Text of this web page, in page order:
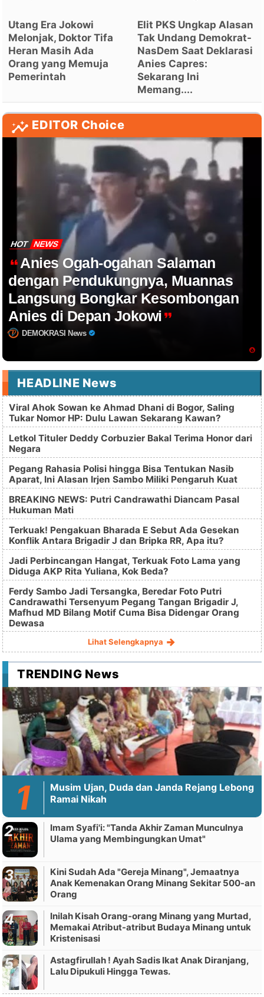
Utang Era Jokowi
Melonjak, Doktor Tifa
Heran Masih Ada
Orang yang Memuja
Pemerintah
Elit PKS Ungkap Alasan
Tak Undang Demokrat-
NasDem Saat Deklarasi
Anies Capres:
Sekarang Ini
Memang....
EDITOR Choice
HOT NEWS
Anies Ogah-ogahan Salaman
dengan Pendukungnya, Muannas
Langsung Bongkar Kesombongan
Anies di Depan Jokowi
DEMOKRASI News
HEADLINE News
Viral Ahok Sowan ke Ahmad Dhani di Bogor, Saling
Tukar Nomor HP: Dulu Lawan Sekarang Kawan?
Letkol Tituler Deddy Corbuzier Bakal Terima Honor dari
Negara
Pegang Rahasia Polisi hingga Bisa Tentukan Nasib
Aparat, Ini Alasan Irjen Sambo Miliki Pengaruh Kuat
BREAKING NEWS: Putri Candrawathi Diancam Pasal
Hukuman Mati
Terkuak! Pengakuan Bharada E Sebut Ada Gesekan
Konflik Antara Brigadir J dan Bripka RR, Apa itu?
Jadi Perbincangan Hangat, Terkuak Foto Lama yang
Diduga AKP Rita Yuliana, Kok Beda?
Ferdy Sambo Jadi Tersangka, Beredar Foto Putri
Candrawathi Tersenyum Pegang Tangan Brigadir J,
Mafhud MD Bilang Motif Cuma Bisa Didengar Orang
Dewasa
Lihat Selengkapnya
TRENDING News
Musim Ujan, Duda dan Janda Rejang Lebong
Ramai Nikah
Imam Syafi'i: "Tanda Akhir Zaman Munculnya
Ulama yang Membingungkan Umat"
Kini Sudah Ada "Gereja Minang", Jemaatnya
Anak Kemenakan Orang Minang Sekitar 500-an
Orang
Inilah Kisah Orang-orang Minang yang Murtad,
Memakai Atribut-atribut Budaya Minang untuk
Kristenisasi
Astagfirullah ! Ayah Sadis Ikat Anak Diranjang,
Lalu Dipukuli Hingga Tewas.